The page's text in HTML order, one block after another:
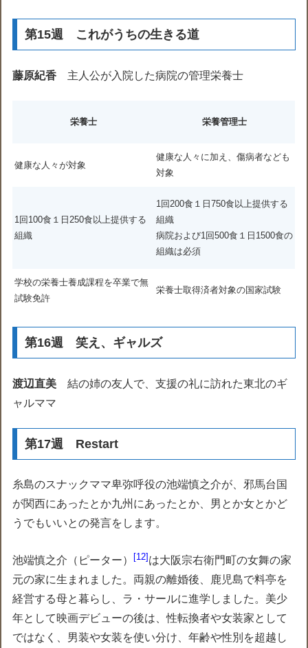
第15週 これがうちの生きる道
藤原紀香 主人公が入院した病院の管理栄養士
栄養士 栄養管理士
健康な人々が対象
健康な人々に加え、傷病者なども
対象
1回100食１日250食以上提供する
組織
1回200食１日750食以上提供する
組織
病院および1回500食１日1500食の
組織は必須
学校の栄養士養成課程を卒業で無
試験免許
栄養士取得済者対象の国家試験
第16週 笑え、ギャルズ
渡辺直美 結の姉の友人で、支援の礼に訪れた東北のギ
ャルママ
第17週 Restart
糸島のスナックママ卑弥呼役の池端慎之介が、邪馬台国
が関西にあったとか九州にあったとか、男とか女とかど
うでもいいとの発言をします。
池端慎之介（ピーター） 12 は大阪宗右衛門町の女舞の家
元の家に生まれました。両親の離婚後、鹿児島で料亭を
経営する母と暮らし、ラ・サールに進学しました。美少
年として映画デビューの後は、性転換者や女装家として
ではなく、男装や女装を使い分け、年齢や性別を超越し